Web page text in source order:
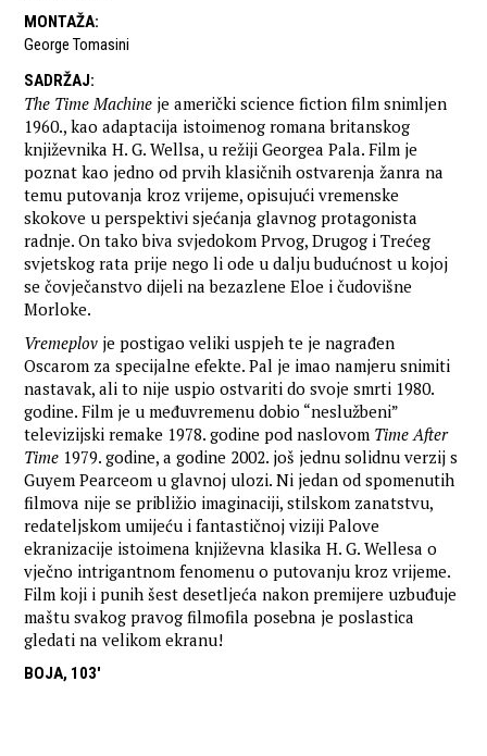
MONTAŽA:
George Tomasini
SADRŽAJ:
The Time Machine je američki science fiction film snimljen
1960., kao adaptacija istoimenog romana britanskog
književnika H. G. Wellsa, u režiji Georgea Pala. Film je
poznat kao jedno od prvih klasičnih ostvarenja žanra na
temu putovanja kroz vrijeme, opisujući vremenske
skokove u perspektivi sjećanja glavnog protagonista
radnje. On tako biva svjedokom Prvog, Drugog i Trećeg
svjetskog rata prije nego li ode u dalju budućnost u kojoj
se čovječanstvo dijeli na bezazlene Eloe i čudovišne
Morloke.
Vremeplov je postigao veliki uspjeh te je nagrađen
Oscarom za specijalne efekte. Pal je imao namjeru snimiti
nastavak, ali to nije uspio ostvariti do svoje smrti 1980.
godine. Film je u međuvremenu dobio “neslužbeni”
televizijski remake 1978. godine pod naslovom Time After
Time 1979. godine, a godine 2002. još jednu solidnu verzij s
Guyem Pearceom u glavnoj ulozi. Ni jedan od spomenutih
filmova nije se približio imaginaciji, stilskom zanatstvu,
redateljskom umijeću i fantastičnoj viziji Palove
ekranizacije istoimena književna klasika H. G. Wellesa o
vječno intrigantnom fenomenu o putovanju kroz vrijeme.
Film koji i punih šest desetljeća nakon premijere uzbuđuje
maštu svakog pravog filmofila posebna je poslastica
gledati na velikom ekranu!
BOJA, 103'